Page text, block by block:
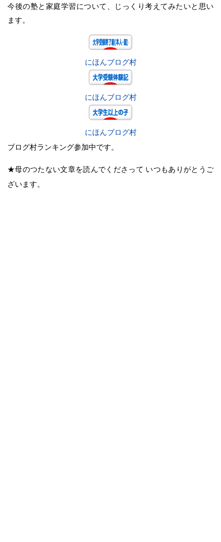
今後の塾と家庭学習について、じっくり考えてみたいと思い
ます。
にほんブログ村
にほんブログ村
にほんブログ村
ブログ村ランキング参加中です。
★母のつたない文章を読んでくださって いつもありがとうご
ざいます。